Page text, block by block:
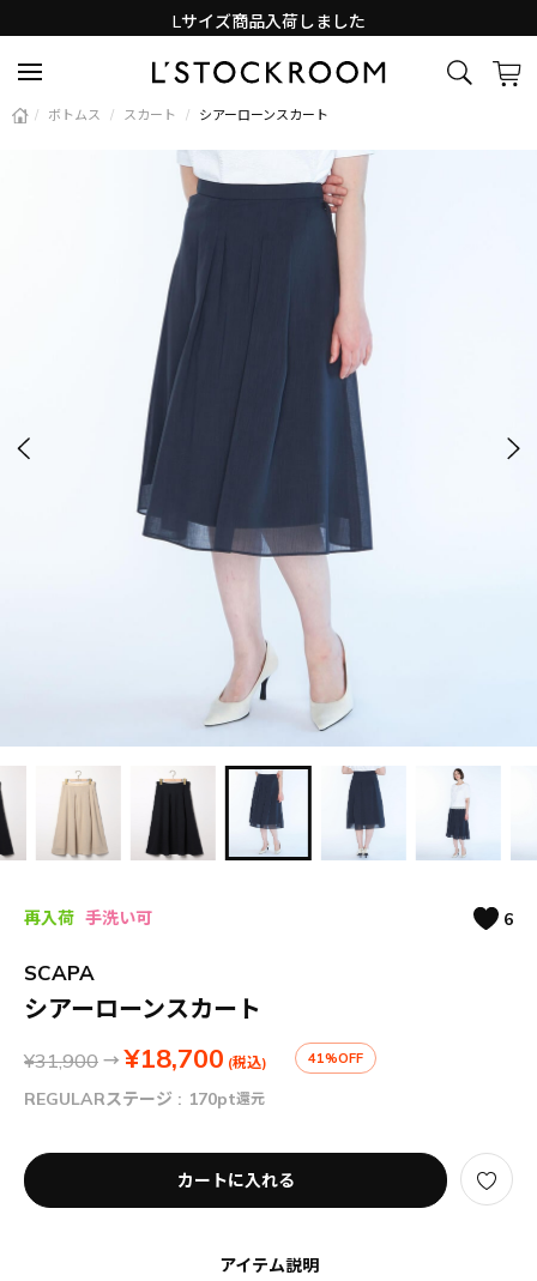
Lサイズ商品入荷しました
/ ボトムス / スカート / シアーローンスカート
再入荷 手洗い可 6
SCAPA
シアーローンスカート
¥31,900 → ¥18,700 (税込) 41%OFF
REGULARステージ : 170pt還元
カートに入れる
アイテム説明